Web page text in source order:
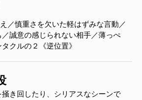
／慎重さを欠いた軽はずみな言動／
誠意の感じられない相手／薄っぺ
クルの２《逆位置》
き回したり、シリアスなシーンで